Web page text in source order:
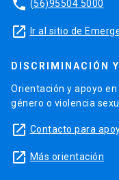
phone (56)95504 5000
launch Ir al sitio de
DISCRIMINACIÓN
Orientación y apoyo
género o violencia
launch Contacto para
launch Más orientación